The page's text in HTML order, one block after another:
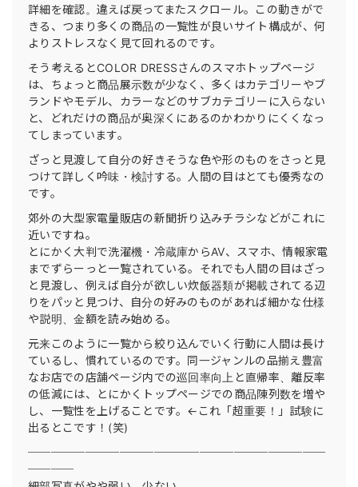
詳細を確認。違えば戻ってまたスクロール。この動きがで
きる、つまり多くの商品の一覧性が良いサイト構成が、何
よりストレスなく見て回れるのです。
そう考えるとCOLOR DRESSさんのスマホトップページ
は、ちょっと商品展示数が少なく、多くはカテゴリーやブ
ランドやモデル、カラーなどのサブカテゴリーに入らない
と、どれだけの商品が奥深くにあるのかわかりにくくなっ
てしまっています。
ざっと見渡して自分の好きそうな色や形のものをさっと見
つけて詳しく吟味・検討する。人間の目はとても優秀なの
です。
郊外の大型家電量販店の新聞折り込みチラシなどがこれに
近いですね。
とにかく大判で洗濯機・冷蔵庫からAV、スマホ、情報家電
までずらーっと一覧されている。それでも人間の目はざっ
と見渡し、例えば自分が欲しい炊飯器類が掲載されてる辺
りをパッと見つけ、自分の好みのものがあれば細かな仕様
や説明、金額を読み始める。
元来このように一覧から絞り込んでいく行動に人間は長け
ているし、慣れているのです。同一ジャンルの品揃え豊富
なお店での店舗ページ内での巡回率向上と直帰率、離反率
の低減には、とにかくトップページでの商品陳列数を増や
し、一覧性を上げることです。←これ「超重要！」試験に
出るとこです！(笑)
──────────────────────────
────